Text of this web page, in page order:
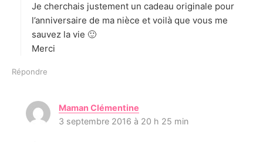
Je cherchais justement un cadeau originale pour
l’anniversaire de ma nièce et voilà que vous me
sauvez la vie 🙂
Merci
Répondre
Maman Clémentine
3 septembre 2016 à 20 h 25 min